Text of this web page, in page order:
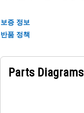
보증 정보
반품 정책
Parts Diagrams